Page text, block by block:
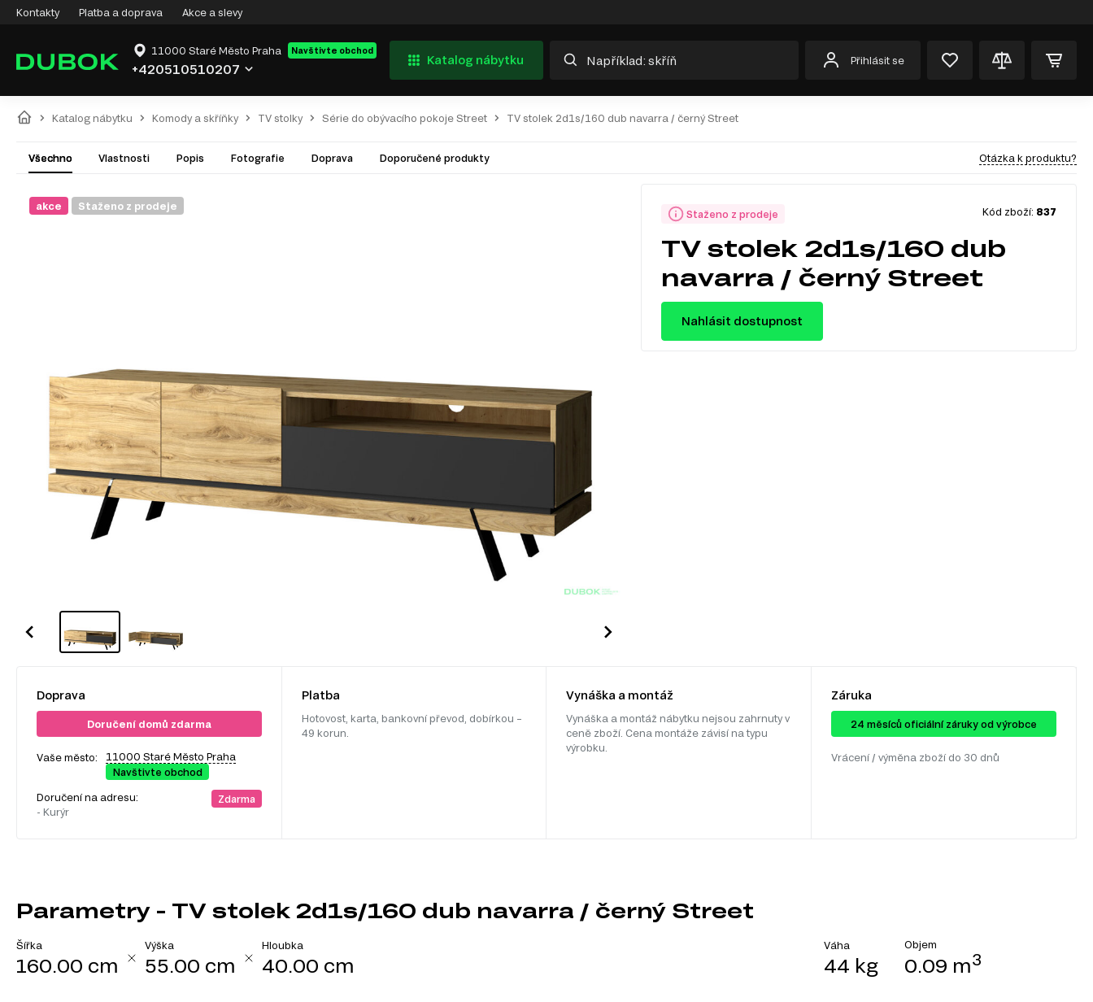
Kontakty Platba a doprava Akce a slevy
11000 Staré Město Praha Navštivte obchod
+420510510207
Katalog nábytku Přihlásit se
Katalog nábytku Komody a skříňky TV stolky Série do obývacího pokoje Street TV stolek 2d1s/160 dub navarra / černý Street
Všechno Vlastnosti Popis Fotografie Doprava Doporučené produkty Otázka k produktu?
akce Staženo z prodeje
Staženo z prodeje Kód zboží: 837
TV stolek 2d1s/160 dub
navarra / černý Street
Nahlásit dostupnost
Doprava
Doručení domů zdarma
Vaše město:
11000 Staré Město Praha
Navštivte obchod
Doručení na adresu:
- Kurýr
Zdarma
Platba
Hotovost, karta, bankovní převod, dobírkou –
49 korun.
Vynáška a montáž
Vynáška a montáž nábytku nejsou zahrnuty v
ceně zboží. Cena montáže závisí na typu
výrobku.
Záruka
24 ​​​​měsíců oficiální záruky od výrobce
Vrácení / výměna zboží do 30 dnů
Parametry - TV stolek 2d1s/160 dub navarra / černý Street
Šířka
160.00 cm
Výška
55.00 cm
Hloubka
40.00 cm
Váha
44 kg
Objem
0.09 m3